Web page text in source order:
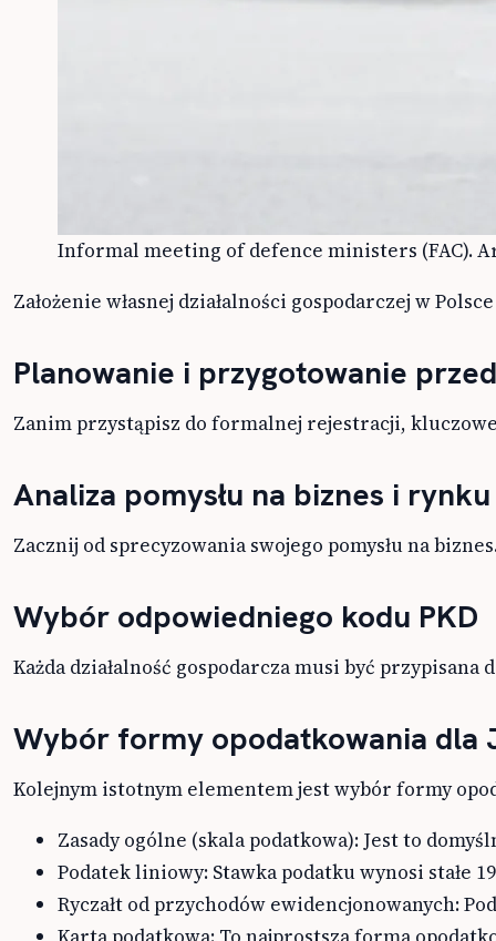
Informal meeting of defence ministers (FAC).
Założenie własnej działalności gospodarczej w
Planowanie i przygotowanie
Zanim przystąpisz do formalnej rejestracji,
Analiza pomysłu na biznes i rynku
Zacznij od sprecyzowania swojego pomysłu na
Wybór odpowiedniego kodu PKD
Każda działalność gospodarcza musi być
Wybór formy opodatkowania dla
Kolejnym istotnym elementem jest wybór formy
Zasady ogólne (skala podatkowa): Jest to
Podatek liniowy: Stawka podatku wynosi stałe
Ryczałt od przychodów ewidencjonowanych: